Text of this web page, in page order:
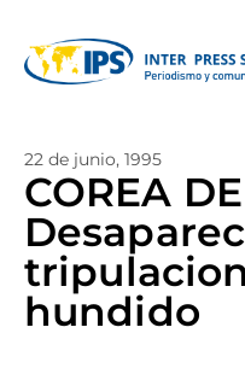
22 de junio, 1995
COREA
hundido